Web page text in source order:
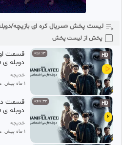
لیست پخش «سریال کره ای بازیچه/
پخش از لیست پخش
0:51:13 HD
قسمت
دوبله ی
خدیجه
1 ماه پیش •
2
0:47:32 HD
قسمت
دوبله ی
خدیجه
1 ماه پیش •